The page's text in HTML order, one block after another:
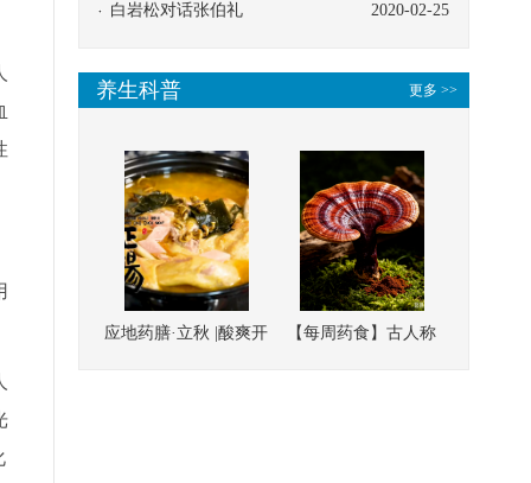
医救治的临床效果
2020-02-25
白岩松对话张伯礼
更多 >>
养生科普
应地药膳·立秋 |酸爽开
【每周药食】古人称